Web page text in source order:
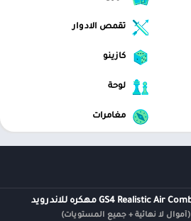
تقمص الادوار
كازينو
لوحة
مغامرات